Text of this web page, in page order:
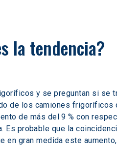
la tendencia?
y se preguntan si se
de los camiones frigoríficos
de más del 9 % con
Es probable que la
gran medida este